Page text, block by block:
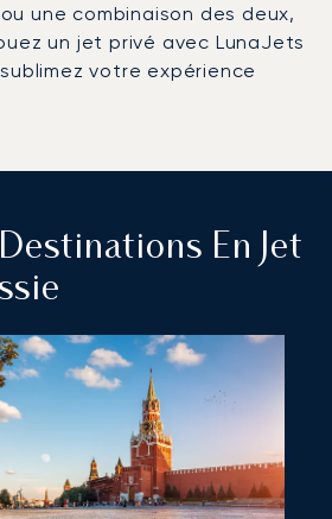
une combinaison des deux,
un jet privé avec LunaJets
votre expérience
En Jet